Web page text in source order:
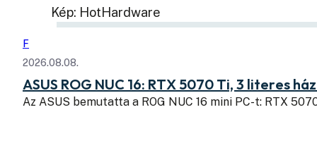
Kép: HotHardware
F
2026.08.08.
ASUS ROG NUC 16: RTX 5070 Ti, 3 literes
Az ASUS bemutatta a ROG NUC 16 mini PC-t: RTX